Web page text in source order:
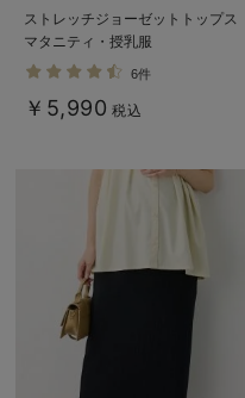
ストレッチジョーゼットトップス
マタニティ・授乳服
6件
￥5,990 税込